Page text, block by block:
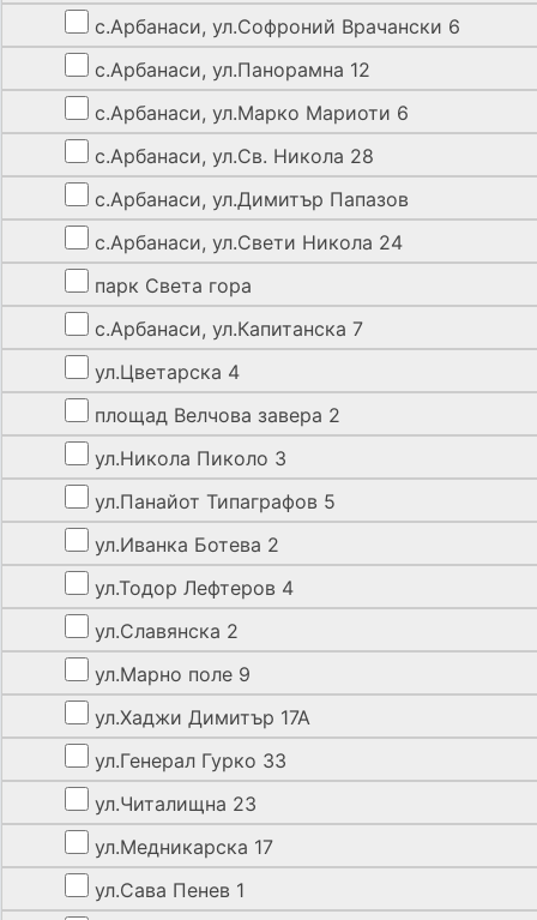
с.Арбанаси, ул.Софроний Врачански 6
с.Арбанаси, ул.Панорамна 12
с.Арбанаси, ул.Марко Мариоти 6
с.Арбанаси, ул.Св. Никола 28
с.Арбанаси, ул.Димитър Папазов
с.Арбанаси, ул.Свети Никола 24
парк Света гора
с.Арбанаси, ул.Капитанска 7
ул.Цветарска 4
площад Велчова завера 2
ул.Никола Пиколо 3
ул.Панайот Типаграфов 5
ул.Иванка Ботева 2
ул.Тодор Лефтеров 4
ул.Славянска 2
ул.Марно поле 9
ул.Хаджи Димитър 17А
ул.Генерал Гурко 33
ул.Читалищна 23
ул.Медникарска 17
ул.Сава Пенев 1